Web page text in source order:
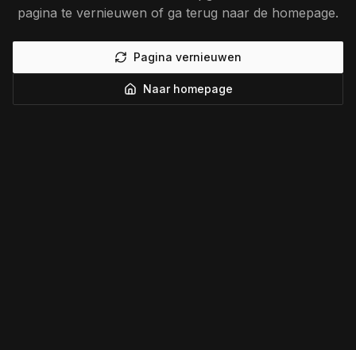
pagina te vernieuwen of ga terug naar de homepage.
Pagina vernieuwen
Naar homepage